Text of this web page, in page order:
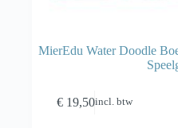
MierEdu Water Doodle
€ 19,50incl. btw